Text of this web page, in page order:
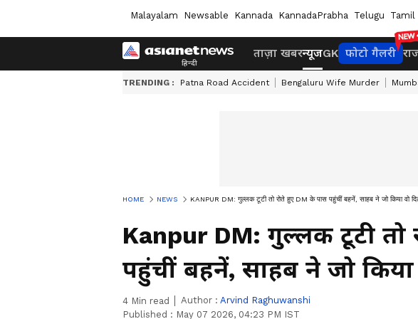
Malayalam Newsable Kannada KannadaPrabha Telugu Tamil
ताज़ा खबरन्यूजGK फोटो गैलरी
TRENDING : Patna Road Accident Bengaluru Wife Murder
HOME NEWS KANPUR DM: गुल्लक टूटी तो रोते हुए DM के पास पहुंचीं बहनें, साहब ने जो किया वो
Kanpur DM: गुल्लक टूटी तो
पहुंचीं बहनें, साहब ने जो
4 Min read Author : Arvind Raghuwanshi
Published : May 07 2026, 04:23 PM IST